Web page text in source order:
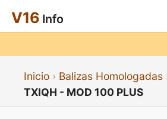
V16 Info
Inicio
Balizas Homologadas
TXIQH - MOD 100 PLUS